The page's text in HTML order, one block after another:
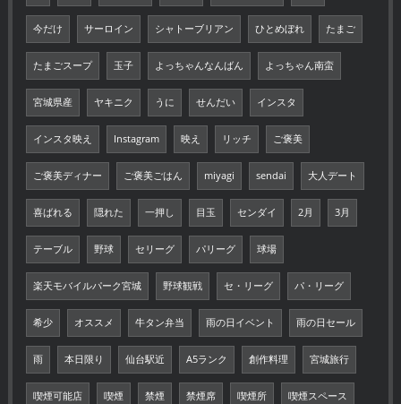
今だけ サーロイン シャトーブリアン ひとめぼれ たまご
たまごスープ 玉子 よっちゃんなんばん よっちゃん南蛮
宮城県産 ヤキニク うに せんだい インスタ
インスタ映え Instagram 映え リッチ ご褒美
ご褒美ディナー ご褒美ごはん miyagi sendai 大人デート
喜ばれる 隠れた 一押し 目玉 センダイ 2月 3月
テーブル 野球 セリーグ パリーグ 球場
楽天モバイルパーク宮城 野球観戦 セ・リーグ パ・リーグ
希少 オススメ 牛タン弁当 雨の日イベント 雨の日セール
雨 本日限り 仙台駅近 A5ランク 創作料理 宮城旅行
喫煙可能店 喫煙 禁煙 禁煙席 喫煙所 喫煙スペース